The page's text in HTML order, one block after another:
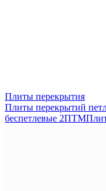
Плиты перекрытия
Плиты перекрытий
беспетлевые 2ПТМ